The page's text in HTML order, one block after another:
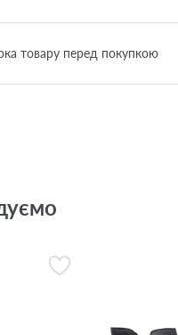
товару перед покупкою